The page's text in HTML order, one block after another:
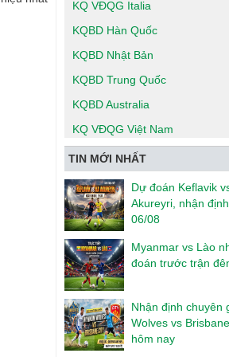
KQ VĐQG Italia
KQBD Hàn Quốc
KQBD Nhật Bản
KQBD Trung Quốc
KQBD Australia
KQ VĐQG Việt Nam
TIN MỚI NHẤT
Dự đoán Keflavik
Akureyri, nhận
06/08
Myanmar vs Lào
đoán trước trận
Nhận định chuyên
Wolves vs
hôm nay